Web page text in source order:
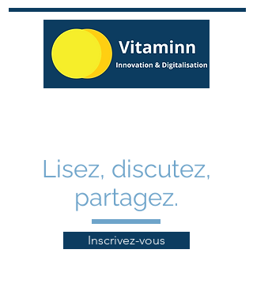
Lisez, discutez,
partagez.
Inscrivez-vous